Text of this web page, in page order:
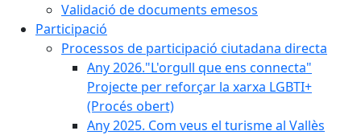
Validació de documents emesos
Participació
Processos de participació ciutadana directa
Any 2026."L'orgull que ens connecta"
Projecte per reforçar la xarxa LGBTI+
(Procés obert)
Any 2025. Com veus el turisme al Vallès